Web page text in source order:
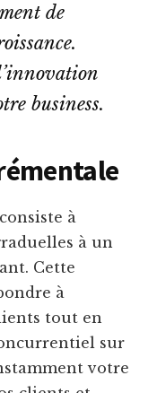
de
business.
à
à un
Cette
à
tout en
sur
votre